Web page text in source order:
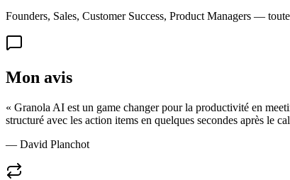
Founders, Sales, Customer Success, Product Managers —
Mon avis
« Granola AI est un game changer pour la productivité en
structuré avec les action items en quelques secondes après le
— David Planchot